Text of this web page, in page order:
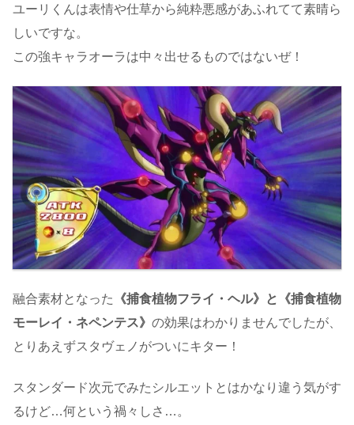
ユーリくんは表情や仕草から純粋悪感があふれてて素晴ら
しいですな。
この強キャラオーラは中々出せるものではないぜ！
融合素材となった
《捕食植物フライ・ヘル》と《捕食植物
モーレイ・ネペンテス》 の効果はわかりませんでしたが、
とりあえずスタヴェノがついにキター！
スタンダード次元でみたシルエットとはかなり違う気がす
るけど…何という禍々しさ…。